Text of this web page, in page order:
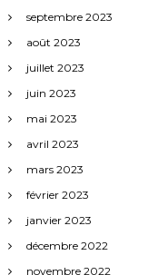
septembre 2023
août 2023
juillet 2023
juin 2023
mai 2023
avril 2023
mars 2023
février 2023
janvier 2023
décembre 2022
novembre 2022